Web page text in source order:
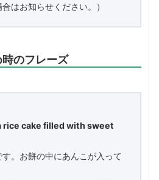
はお知らせください。）
のフレーズ
rice cake filled with sweet
す。お餅の中にあんこが入って